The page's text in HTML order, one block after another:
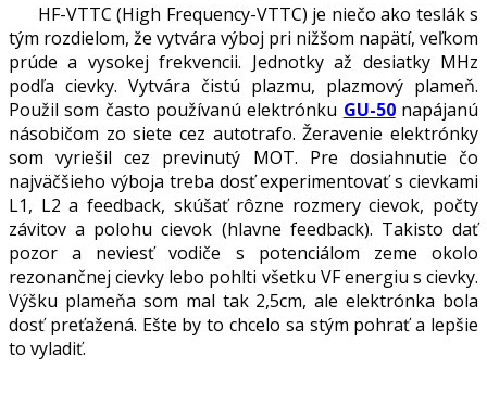
HF-VTTC (High Frequency-VTTC) je niečo ako teslák s
tým rozdielom, že vytvára výboj pri nižšom napätí, veľkom
prúde a vysokej frekvencii. Jednotky až desiatky MHz
podľa cievky. Vytvára čistú plazmu, plazmový plameň.
Použil som často používanú elektrónku GU-50napájanú
násobičom zo siete cez autotrafo. Žeravenie elektrónky
som vyriešil cez previnutý MOT. Pre dosiahnutie čo
najväčšieho výboja treba dosť experimentovať s cievkami
L1, L2 a feedback, skúšať rôzne rozmery cievok, počty
závitov a polohu cievok (hlavne feedback). Takisto dať
pozor a neviesť vodiče s potenciálom zeme okolo
rezonančnej cievky lebo pohlti všetku VF energiu s cievky.
Výšku plameňa som mal tak 2,5cm, ale elektrónka bola
dosť preťažená. Ešte by to chcelo sa stým pohrať a lepšie
to vyladiť.